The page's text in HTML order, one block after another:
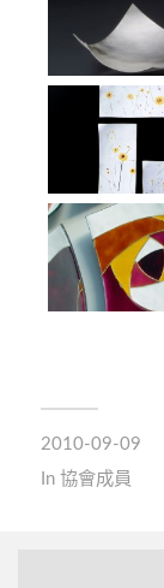
2010-09-09
In 協會成員